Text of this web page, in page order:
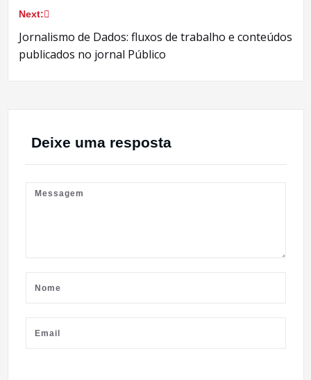
Post
Next:
Jornalismo de Dados: fluxos de trabalho e conteúdos
publicados no jornal Público
Deixe uma resposta